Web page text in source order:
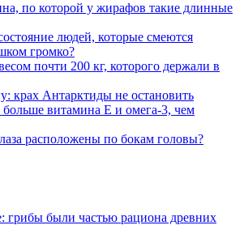
по которой у жирафов такие длинные
людей, которые смеются
громко?
почти 200 кг, которого держали в
крах Антарктиды не остановить
витамина Е и омега-3, чем
расположены по бокам головы?
грибы были частью рациона древних